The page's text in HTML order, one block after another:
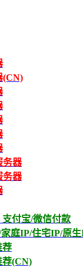
(CN)
务器
务器
支付宝/微信付款
庭IP/住宅IP/原
荐
荐(CN)